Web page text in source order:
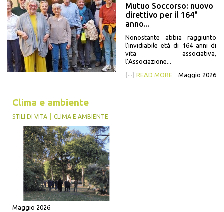
Mutuo Soccorso: nuovo
direttivo per il 164°
anno...
Nonostante abbia raggiunto
l’invidiabile età di 164 anni di
vita associativa,
l’Associazione...
{···} READ MORE Maggio 2026
Clima e ambiente
STILI DI VITA CLIMA E AMBIENTE
Maggio 2026